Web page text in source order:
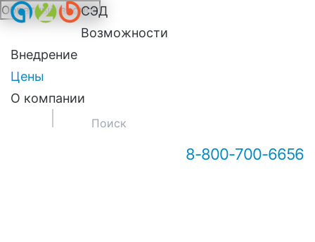
Обратный звонок
Онлайн-консультация А2Б
СЭД
Возможности
Внедрение
Цены
О компании
8-800-700-6656